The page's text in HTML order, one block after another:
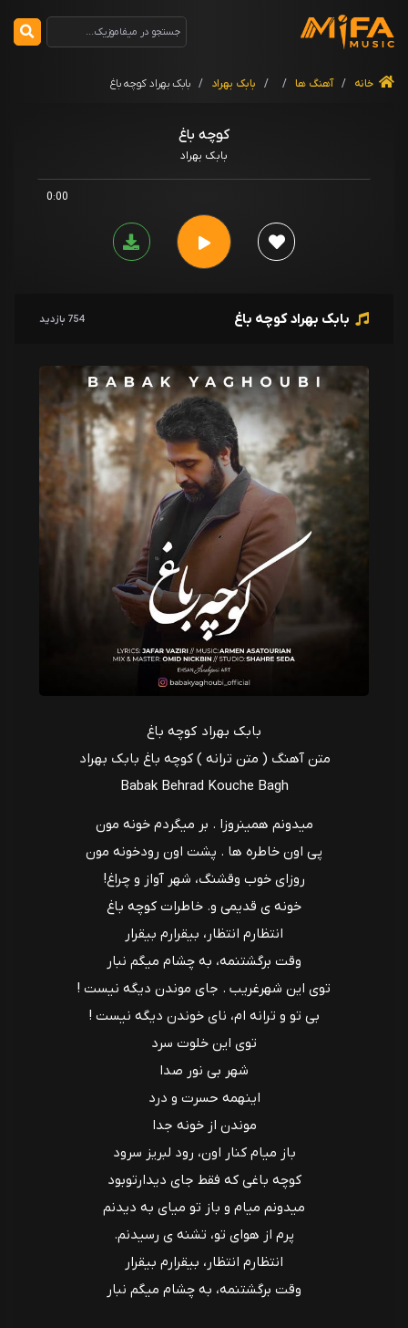
خانه / آهنگ ها /
/ بابک بهراد / بابک بهراد کوچه باغ
کوچه باغ
بابک بهراد
0:00
بابک بهراد کوچه باغ 754 بازدید
بابک بهراد کوچه باغ
متن آهنگ ( متن ترانه ) کوچه باغ بابک بهراد
Babak Behrad Kouche Bagh
میدونم همینروزا . بر میگردم خونه مون
پی اون خاطره ها . پشت اون رودخونه مون
روزای خوب وقشنگ، شهر آواز و چراغ!
خونه ی قدیمی و. خاطرات کوچه باغ
انتظارم انتظار، بیقرارم بیقرار
وقت برگشتنمه، به چشام میگم نبار
توی این شهرغریب . جای موندن دیگه نیست !
بی تو و ترانه ام، نای خوندن دیگه نیست !
توی این خلوت سرد
شهر بی نور صدا
اینهمه حسرت و درد
موندن از خونه جدا
باز میام کنار اون، رود لبریز سرود
کوچه باغی که فقط جای دیدارتوبود
میدونم میام و باز تو میای به دیدنم
پرم از هوای تو، تشنه ی رسیدنم.
انتظارم انتظار، بیقرارم بیقرار
وقت برگشتنمه، به چشام میگم نبار